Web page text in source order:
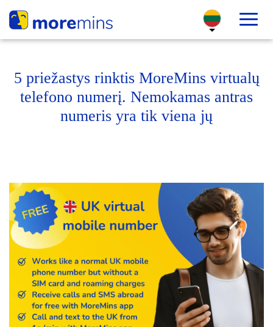
5 priežastys rinktis MoreMins virtualų
telefono numerį. Nemokamas antras
numeris yra tik viena jų